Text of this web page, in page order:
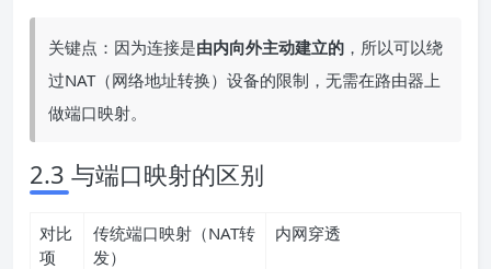
关键点：因为连接是由内向外主动建立的 ，所以可以绕
过NAT（网络地址转换）设备的限制，无需在路由器上
做端口映射。
2.3 与端口映射的区别
对比
项
传统端口映射（NAT转
发）
内网穿透